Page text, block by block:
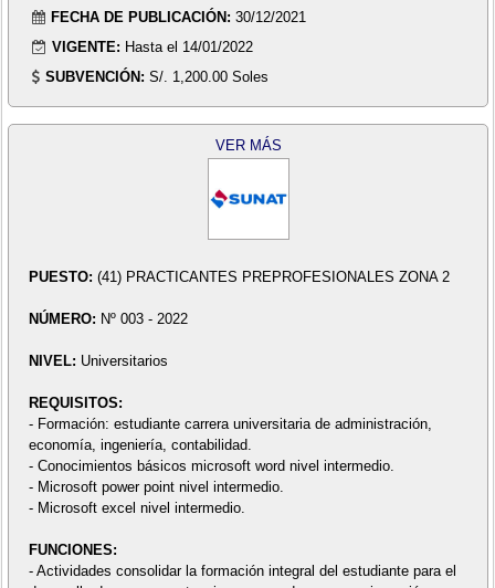
FECHA DE PUBLICACIÓN: 30/12/2021
VIGENTE: Hasta el 14/01/2022
SUBVENCIÓN: S/. 1,200.00 Soles
VER MÁS
PUESTO: (41) PRACTICANTES PREPROFESIONALES ZONA 2
NÚMERO: Nº 003 - 2022
NIVEL: Universitarios
REQUISITOS:
- Formación: estudiante carrera universitaria de administración,
economía, ingeniería, contabilidad.
- Conocimientos básicos microsoft word nivel intermedio.
- Microsoft power point nivel intermedio.
- Microsoft excel nivel intermedio.
FUNCIONES:
- Actividades consolidar la formación integral del estudiante para el